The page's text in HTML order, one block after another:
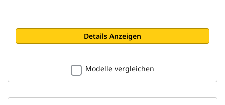
Details Anzeigen
Modelle vergleichen